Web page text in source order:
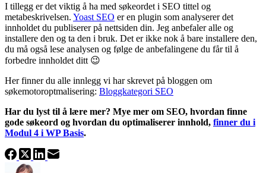
I tillegg er det viktig å ha med søkeordet i SEO tittel og
metabeskrivelsen. Yoast SEO er en plugin som analyserer det
innholdet du publiserer på nettsiden din. Jeg anbefaler alle og
installere den og ta den i bruk. Det er ikke nok å bare installere den,
du må også lese analysen og følge de anbefalingene du får til å
forbedre innholdet ditt 😉
Her finner du alle innlegg vi har skrevet på bloggen om
søkemotoroptmalisering: Bloggkategori SEO
Har du lyst til å lære mer? Mye mer om SEO, hvordan finne
gode søkeord og hvordan du optimaliserer innhold, finner du i
Modul 4 i WP Basis.